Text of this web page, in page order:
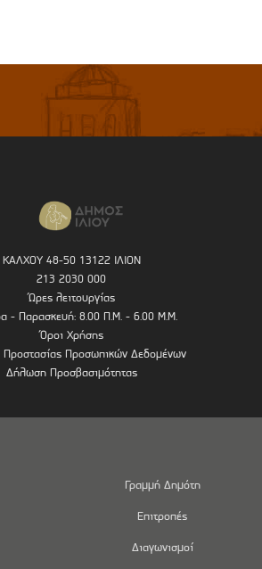
ΚΑΛΧΟΥ 48-50 13122 ΙΛΙΟΝ
213 2030 000
Ώρες λειτουργίας
- Παρασκευή: 8.00 Π.Μ. - 6.00 Μ.Μ.
Όροι Χρήσης
Προστασίας Προσωπικών Δεδομένων
Δήλωση Προσβασιμότητας
Γραμμή Δημότη
Επιτροπές
Διαγωνισμοί